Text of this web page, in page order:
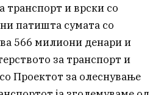
транспорт и врски со
патишта сумата со
566 милиони денари и
за транспорт и
Проектот за олеснување